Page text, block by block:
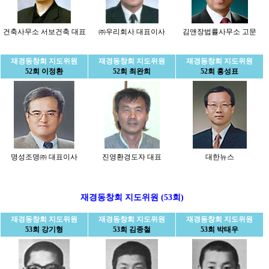
건축사무소 서보건축 대표 ㈜우리회사 대표이사 김앤장법률사무소 고문
재경동창회 지도위원
52회 이정환
재경동창회 지도위원
52회 최완희
재경동창회 지도위원
52회 홍성표
명성조명㈜ 대표이사 진영환경도자 대표 대한뉴스
재경동창회 지도위원 (53회)
재경동창회 지도위원
53회 강기형
재경동창회 지도위원
53회 김종철
재경동창회 지도위원
53회 박태우